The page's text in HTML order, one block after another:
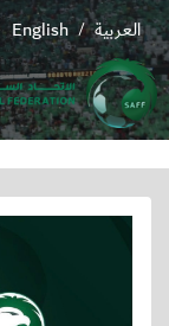
English / العربية